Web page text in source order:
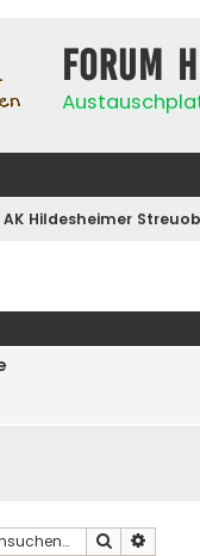
Forum
Hildesheimer
Suche